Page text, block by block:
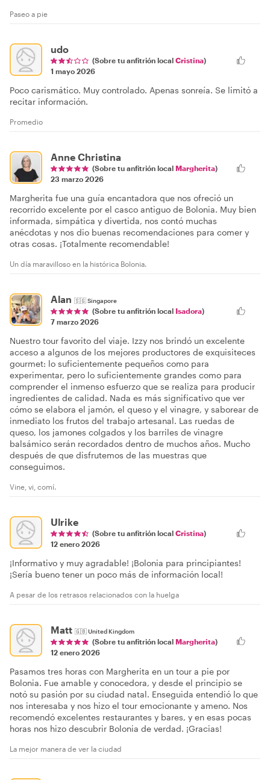
Paseo a pie
udo
(Sobre tu anfitrión local Cristina)
1 mayo 2026
Poco carismático. Muy controlado. Apenas sonreía. Se limitó a
recitar información.
Promedio
Anne Christina
(Sobre tu anfitrión local Margherita)
23 marzo 2026
Margherita fue una guía encantadora que nos ofreció un
recorrido excelente por el casco antiguo de Bolonia. Muy bien
informada, simpática y divertida, nos contó muchas
anécdotas y nos dio buenas recomendaciones para comer y
otras cosas. ¡Totalmente recomendable!
Un día maravilloso en la histórica Bolonia.
Alan 🇸🇬Singapore
(Sobre tu anfitrión local Isadora)
7 marzo 2026
Nuestro tour favorito del viaje. Izzy nos brindó un excelente
acceso a algunos de los mejores productores de exquisiteces
gourmet: lo suficientemente pequeños como para
experimentar, pero lo suficientemente grandes como para
comprender el inmenso esfuerzo que se realiza para producir
ingredientes de calidad. Nada es más significativo que ver
cómo se elabora el jamón, el queso y el vinagre, y saborear de
inmediato los frutos del trabajo artesanal. Las ruedas de
queso, los jamones colgados y los barriles de vinagre
balsámico serán recordados dentro de muchos años. Mucho
después de que disfrutemos de las muestras que
conseguimos.
Vine, vi, comí.
Ulrike
(Sobre tu anfitrión local Cristina)
12 enero 2026
¡Informativo y muy agradable! ¡Bolonia para principiantes!
¡Sería bueno tener un poco más de información local!
A pesar de los retrasos relacionados con la huelga
Matt 🇬🇧United Kingdom
(Sobre tu anfitrión local Margherita)
12 enero 2026
Pasamos tres horas con Margherita en un tour a pie por
Bolonia. Fue amable y conocedora, y desde el principio se
notó su pasión por su ciudad natal. Enseguida entendió lo que
nos interesaba y nos hizo el tour emocionante y ameno. Nos
recomendó excelentes restaurantes y bares, y en esas pocas
horas nos hizo descubrir Bolonia de verdad. ¡Gracias!
La mejor manera de ver la ciudad